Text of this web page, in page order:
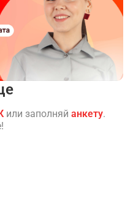
или заполняй анкету.